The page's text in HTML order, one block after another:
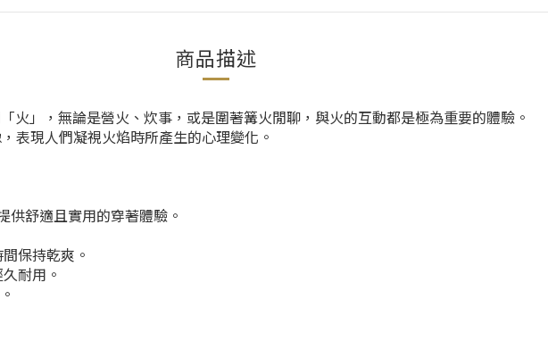
商品描述
火」，無論是營火、炊事，或是圍著篝火閒聊，與火的互動都是極為重要的體驗。
表現人們凝視火焰時所產生的心理變化。
舒適且實用的穿著體驗。
保持乾爽。
耐用。